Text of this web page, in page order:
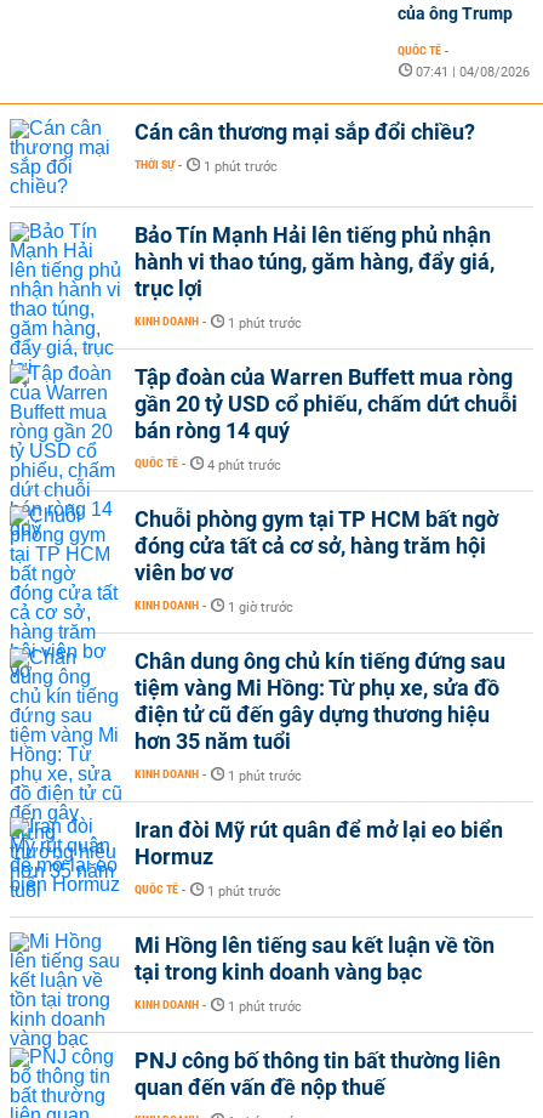
của ông Trump
QUỐC TẾ -
07:41 | 04/08/2026
Cán cân thương mại sắp đổi chiều?
THỜI SỰ - 1 phút trước
Bảo Tín Mạnh Hải lên tiếng phủ nhận
hành vi thao túng, găm hàng, đẩy giá,
trục lợi
KINH DOANH - 1 phút trước
Tập đoàn của Warren Buffett mua ròng
gần 20 tỷ USD cổ phiếu, chấm dứt chuỗi
bán ròng 14 quý
QUỐC TẾ - 4 phút trước
Chuỗi phòng gym tại TP HCM bất ngờ
đóng cửa tất cả cơ sở, hàng trăm hội
viên bơ vơ
KINH DOANH - 1 giờ trước
Chân dung ông chủ kín tiếng đứng sau
tiệm vàng Mi Hồng: Từ phụ xe, sửa đồ
điện tử cũ đến gây dựng thương hiệu
hơn 35 năm tuổi
KINH DOANH - 1 phút trước
Iran đòi Mỹ rút quân để mở lại eo biển
Hormuz
QUỐC TẾ - 1 phút trước
Mi Hồng lên tiếng sau kết luận về tồn
tại trong kinh doanh vàng bạc
KINH DOANH - 1 phút trước
PNJ công bố thông tin bất thường liên
quan đến vấn đề nộp thuế